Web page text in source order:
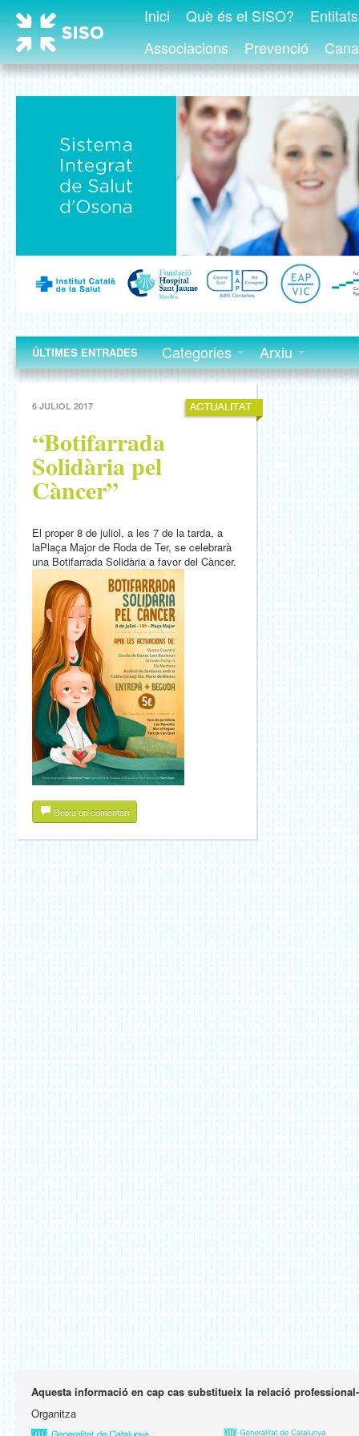
Inici Què és el SISO?
Associacions
Prevenció
ÚLTIMES ENTRADES Categories Arxiu
6 JULIOL 2017
“Botifarrada
Solidària pel
Càncer”
El proper 8 de juliol, a les 7 de la tarda, a
laPlaça Major de Roda de Ter, se celebrarà
una Botifarrada Solidària a favor del Càncer.
Deixa un comentari
Aquesta informació en cap cas substitueix la relació
Organitza